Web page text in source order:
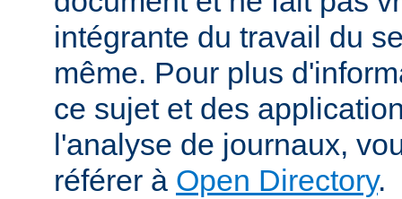
intégrante du travail du
même. Pour plus
ce sujet et des
l'analyse de journaux,
référer à Open Directory.